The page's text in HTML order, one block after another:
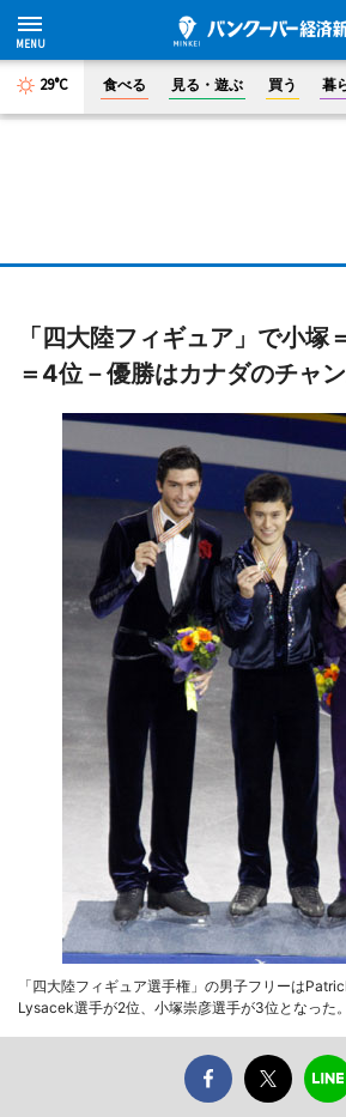
29°C 食べる 見る・遊ぶ 買う 暮
「四大陸フィギュア」で小塚
＝4位－優勝はカナダのチャ
「四大陸フィギュア選手権」の男子フリーは
Lysacek選手が2位、小塚崇彦選手が3位となった